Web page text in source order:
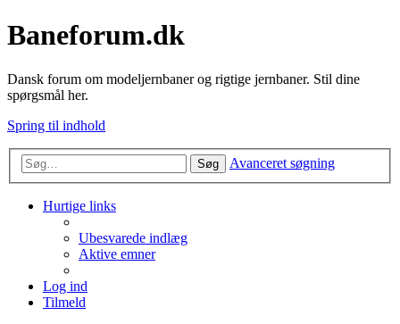
Baneforum.dk
Dansk forum om modeljernbaner og rigtige jernbaner. Stil dine
spørgsmål her.
Spring til indhold
Søg Avanceret søgning
Hurtige links
Ubesvarede indlæg
Aktive emner
Log ind
Tilmeld